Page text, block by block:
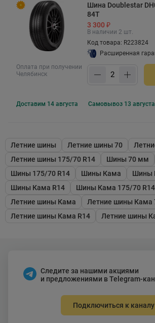
Оплата при получении
Челябинск
Шина Doublestar
84T
3 300 ₽
В наличии 2 шт.
Код товара: R223824
Расширенная
Доставим 14 августа Самовывоз 13 августа
Летние шины Летние шины 70
Летние шины 175/70 R14
Шины 70 мм
Шины 175/70 R14
Шины Кама
Шины
Шины Кама R14
Шины Кама 175/70 R14
Летние шины Кама
Летние шины Кама
Летние шины Кама R14
Летние шины
Следите за нашими акциями
и предложениями в Telegram-
Подключиться к каналу